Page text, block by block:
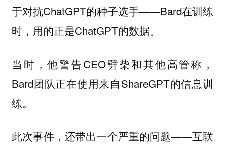
于对抗ChatGPT的种子选手——Bard在训练
时，用的正是ChatGPT的数据。
当时，他警告CEO劈柴和其他高管称，
Bard团队正在使用来自ShareGPT的信息训
练。
此次事件，还带出一个严重的问题——互联